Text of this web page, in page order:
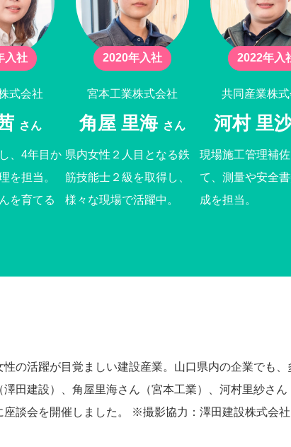
入社
式会社
さん
、4年目か
を担当。
を育てる
2020年入社
宮本工業株式会社
角屋 里海 さん
県内女性２人目となる鉄
筋技能士２級を取得し、
様々な現場で活躍中。
2022年入
共同産業株
河村 里
現場施工管理補
て、測量や安全
成を担当。
性の活躍が目覚ましい建設産業。山口県内の企業でも
澤田建設）、角屋里海さん（宮本工業）、河村里紗さ
座談会を開催しました。 ※撮影協力：澤田建設株式会